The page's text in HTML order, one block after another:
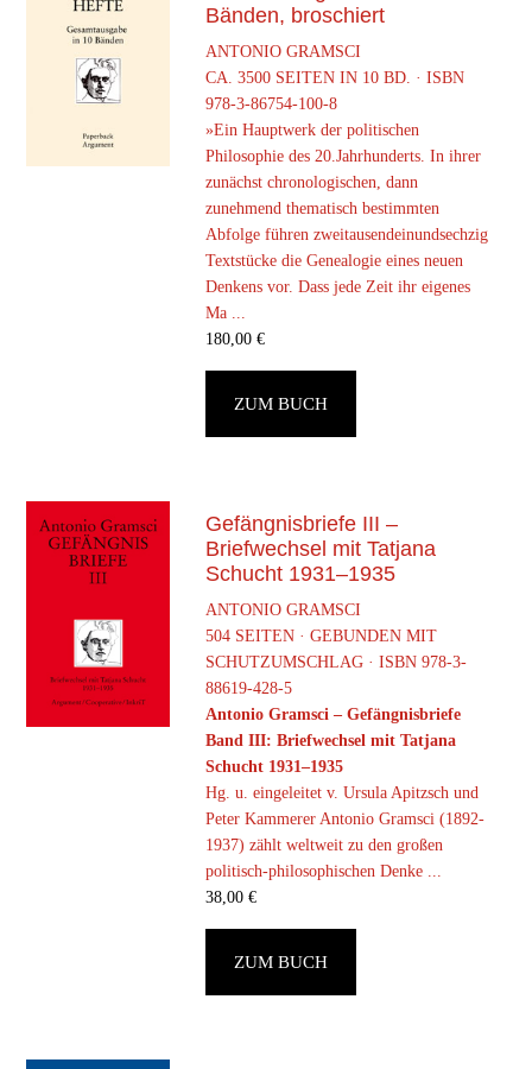
Bänden, broschiert
ANTONIO GRAMSCI
CA. 3500 SEITEN IN 10 BD. · ISBN
978-3-86754-100-8
»Ein Hauptwerk der politischen
Philosophie des 20.Jahrhunderts. In ihrer
zunächst chronologischen, dann
zunehmend thematisch bestimmten
Abfolge führen zweitausendeinundsechzig
Textstücke die Genealogie eines neuen
Denkens vor. Dass jede Zeit ihr eigenes
Ma ...
180,00€
ZUM BUCH
Gefängnisbriefe III –
Briefwechsel mit Tatjana
Schucht 1931–1935
ANTONIO GRAMSCI
504 SEITEN · GEBUNDEN MIT
SCHUTZUMSCHLAG · ISBN 978-3-
88619-428-5
Antonio Gramsci – Gefängnisbriefe
Band III: Briefwechsel mit Tatjana
Schucht 1931–1935
Hg. u. eingeleitet v. Ursula Apitzsch und
Peter Kammerer Antonio Gramsci (1892-
1937) zählt weltweit zu den großen
politisch-philosophischen Denke ...
38,00€
ZUM BUCH